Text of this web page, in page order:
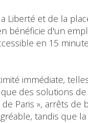
Liberté et de la
bénéficie d'un
en 15
immédiate,
des solutions
Paris », arrêts
tandis que